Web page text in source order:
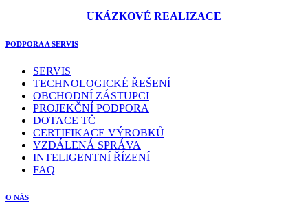
UKÁZKOVÉ REALIZACE
PODPORA A SERVIS
SERVIS
TECHNOLOGICKÉ ŘEŠENÍ
OBCHODNÍ ZÁSTUPCI
PROJEKČNÍ PODPORA
DOTACE TČ
CERTIFIKACE VÝROBKŮ
VZDÁLENÁ SPRÁVA
INTELIGENTNÍ ŘÍZENÍ
FAQ
O NÁS